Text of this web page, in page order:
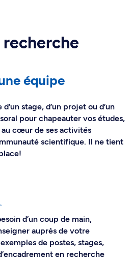
équipe
stage, d’un projet ou d’un
pour chapeauter vos études,
au cœur de ses activités
scientifique. Il ne tient
d’un coup de main,
auprès de votre
de postes, stages,
en recherche